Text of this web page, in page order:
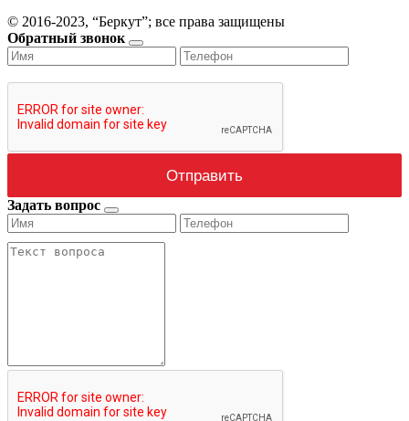
© 2016-2023, “Беркут”; все права защищены
Обратный звонок
Задать вопрос